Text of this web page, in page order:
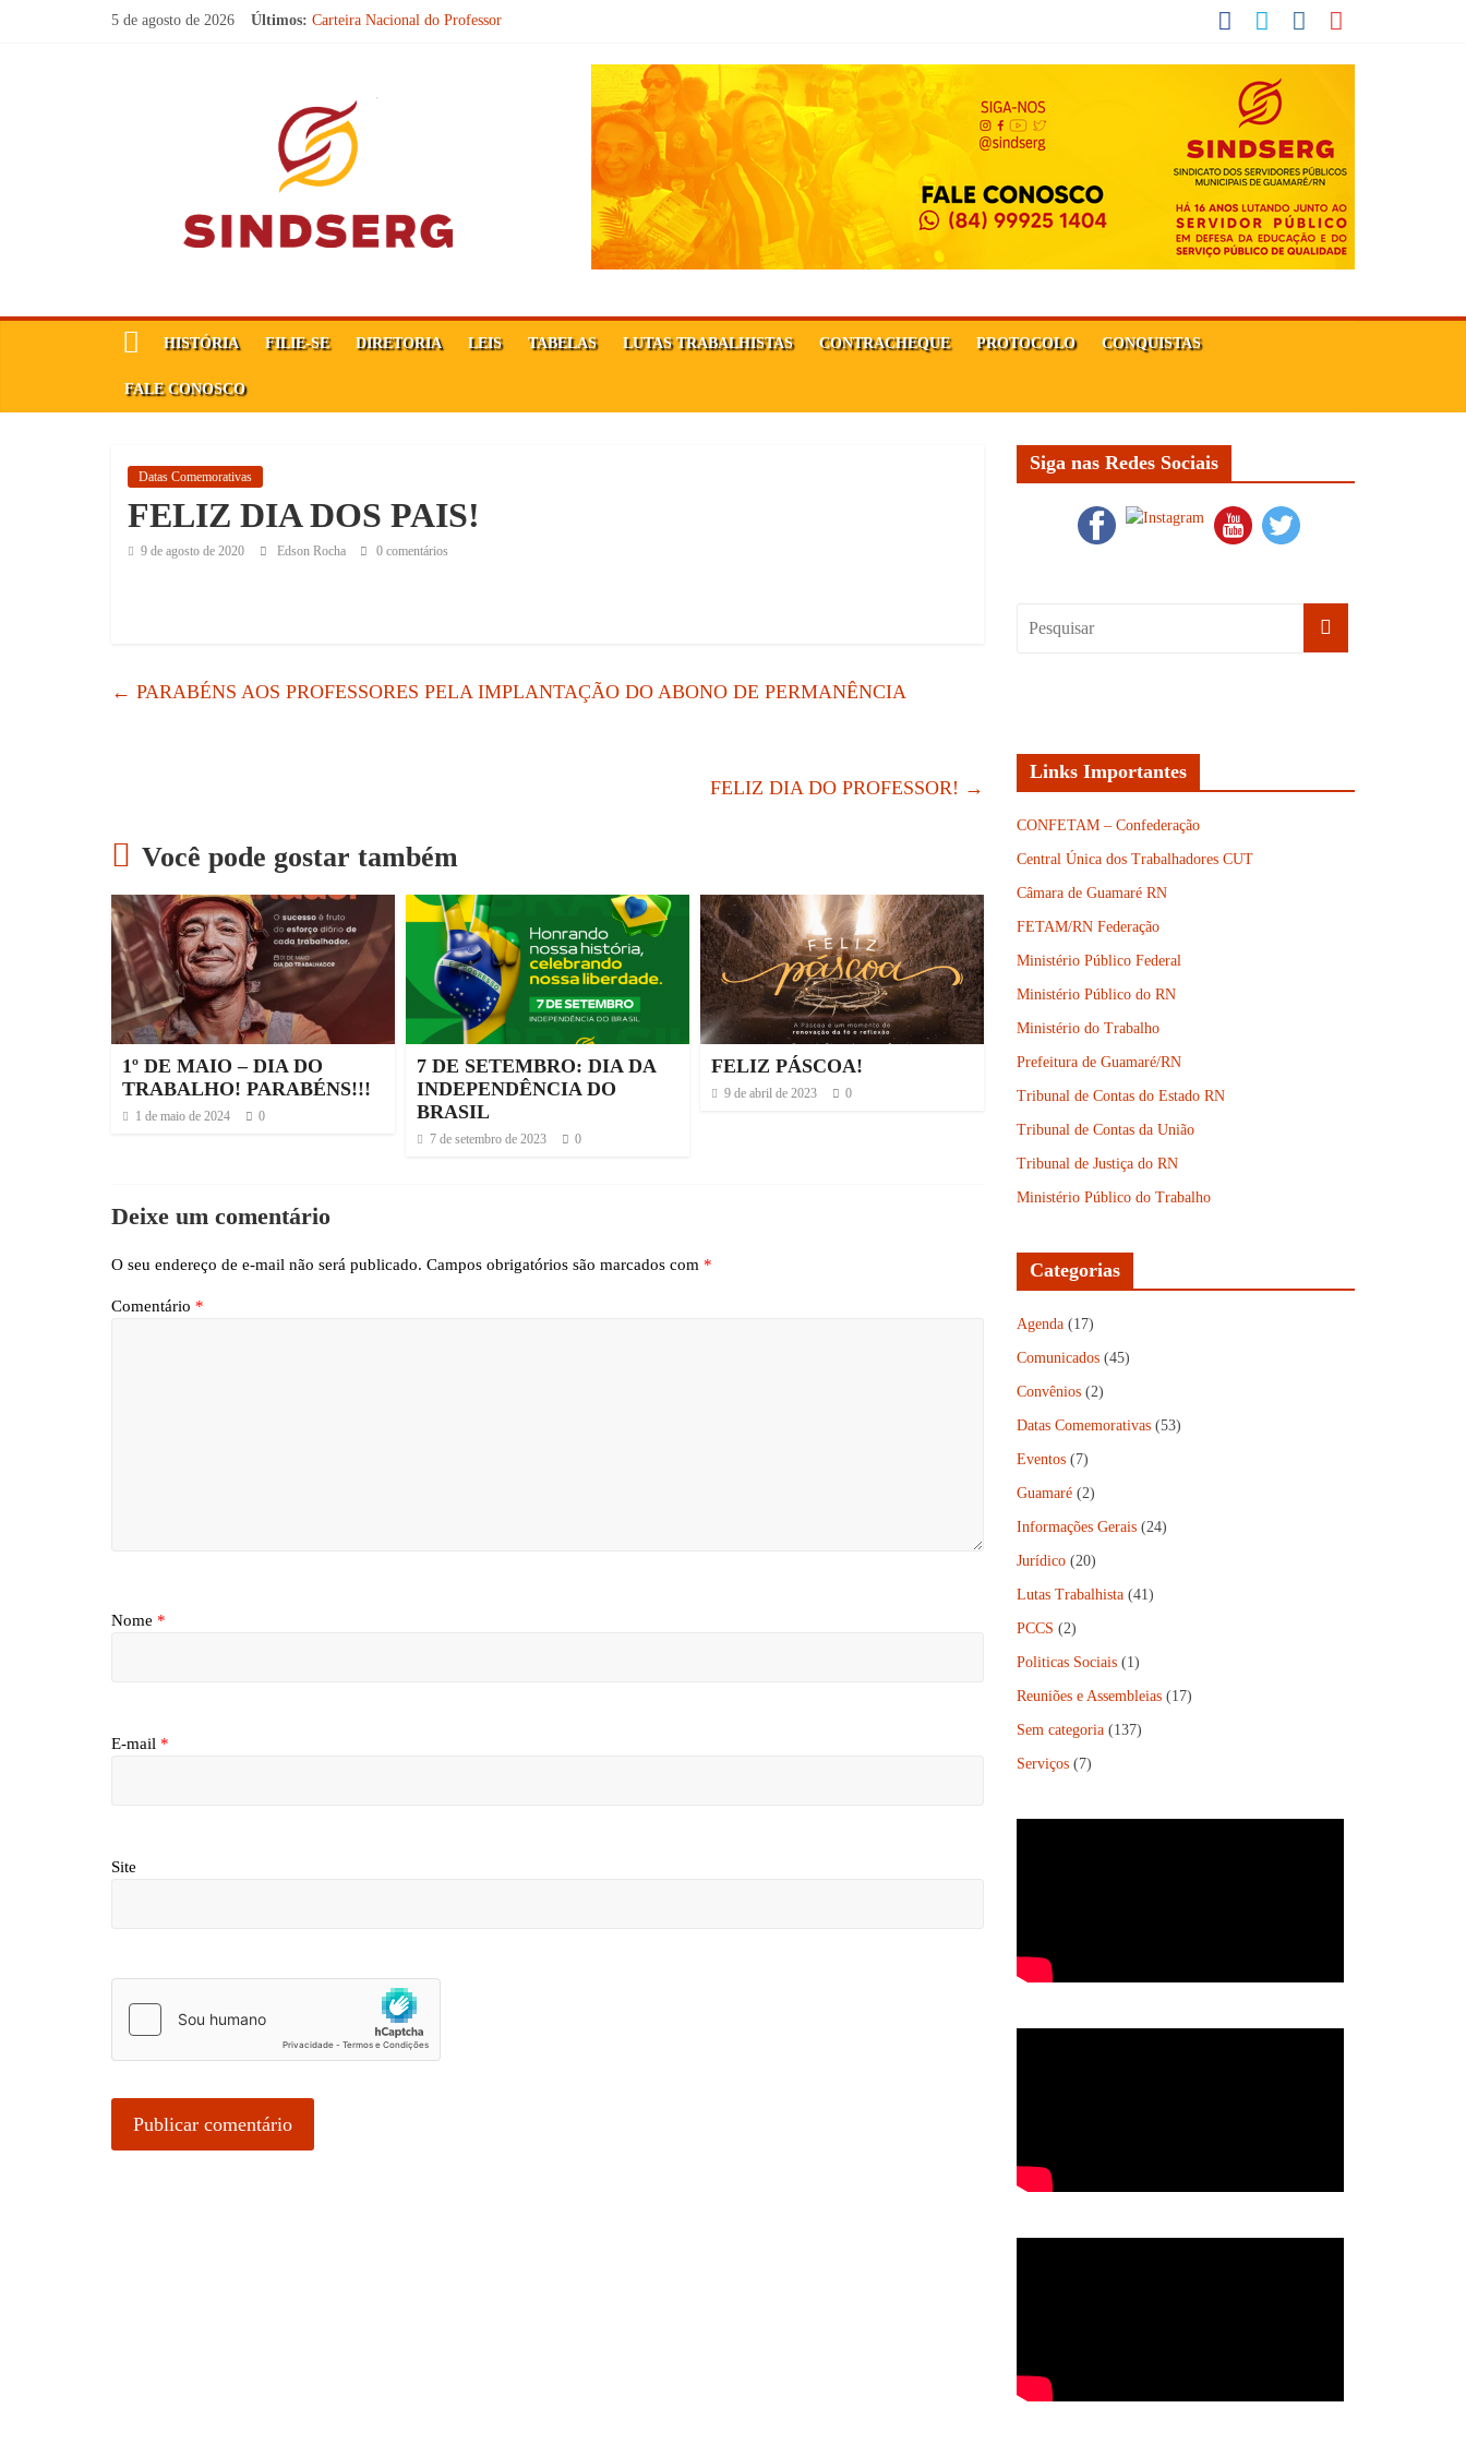
5 de agosto de 2026 Últimos: Carteira Nacional do Professor
FELIZ DIA DA PROCLAMAÇÃO DA REPÚBLICA!
Feliz dia do Professor!
SindSerg
Guamaré
Servidores
de
Guamaré
SINDSERG
HISTÓRIA FILIE-SE DIRETORIA LEIS TABELAS LUTAS TRABALHISTAS CONTRACHEQUE PROTOCOLO CONQUISTAS
FALE CONOSCO
Datas Comemorativas
FELIZ DIA DOS PAIS!
9 de agosto de 2020 Edson Rocha 0 comentários
← PARABÉNS AOS PROFESSORES PELA IMPLANTAÇÃO DO ABONO DE PERMANÊNCIA
FELIZ DIA DO PROFESSOR! →
Você pode gostar também
1º DE MAIO – DIA DO
TRABALHO! PARABÉNS!!!
1 de maio de 2024 0
7 DE SETEMBRO: DIA DA
INDEPENDÊNCIA DO
BRASIL
7 de setembro de 2023 0
FELIZ PÁSCOA!
9 de abril de 2023 0
Deixe um comentário
O seu endereço de e-mail não será publicado. Campos obrigatórios são marcados com *
Comentário *
Nome *
E-mail *
Site
Siga nas Redes Sociais
Links Importantes
CONFETAM – Confederação
Central Única dos Trabalhadores CUT
Câmara de Guamaré RN
FETAM/RN Federação
Ministério Público Federal
Ministério Público do RN
Ministério do Trabalho
Prefeitura de Guamaré/RN
Tribunal de Contas do Estado RN
Tribunal de Contas da União
Tribunal de Justiça do RN
Ministério Público do Trabalho
Categorias
Agenda (17)
Comunicados (45)
Convênios (2)
Datas Comemorativas (53)
Eventos (7)
Guamaré (2)
Informações Gerais (24)
Jurídico (20)
Lutas Trabalhista (41)
PCCS (2)
Politicas Sociais (1)
Reuniões e Assembleias (17)
Sem categoria (137)
Serviços (7)